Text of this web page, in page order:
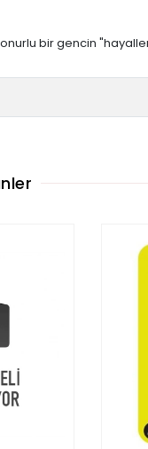
bir gencin